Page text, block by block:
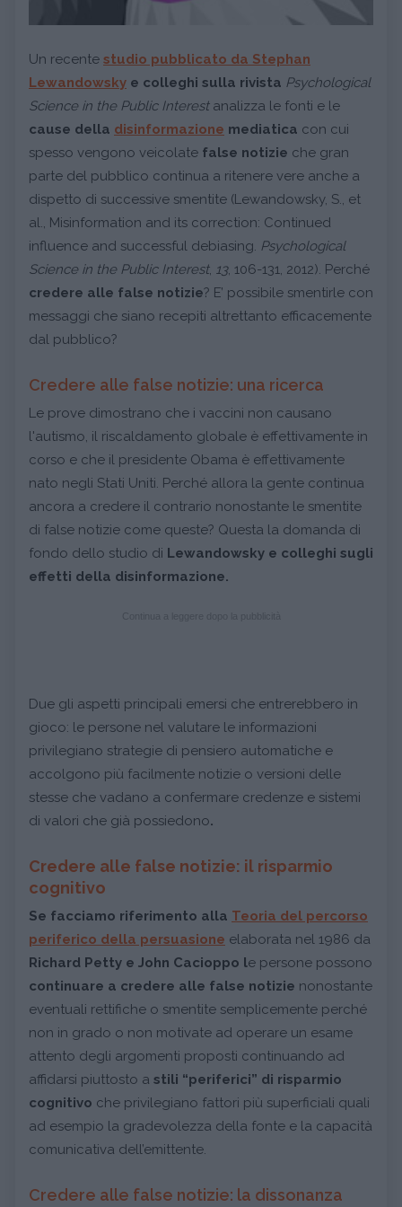
Un recente studio pubblicato da Stephan
Lewandowsky e colleghi sulla rivista Psychological
Science in the Public Interestanalizza le fonti e le
cause della disinformazione mediatica con cui
spesso vengono veicolate false notizie che gran
parte del pubblico continua a ritenere vere anche a
dispetto di successive smentite (Lewandowsky, S., et
al., Misinformation and its correction: Continued
influence and successful debiasing. Psychological
Science in the Public Interest, 13, 106-131, 2012). Perché
credere alle false notizie? E’ possibile smentirle con
messaggi che siano recepiti altrettanto efficacemente
dal pubblico?
Credere alle false notizie: una ricerca
Le prove dimostrano che i vaccini non causano
l'autismo, il riscaldamento globale è effettivamente in
corso e che il presidente Obama è effettivamente
nato negli Stati Uniti. Perché allora la gente continua
ancora a credere il contrario nonostante le smentite
di false notizie come queste? Questa la domanda di
fondo dello studio di Lewandowsky e colleghi sugli
effetti della disinformazione.
Due gli aspetti principali emersi che entrerebbero in
gioco: le persone nel valutare le informazioni
privilegiano strategie di pensiero automatiche e
accolgono più facilmente notizie o versioni delle
stesse che vadano a confermare credenze e sistemi
di valori che già possiedono.
Credere alle false notizie: il risparmio
cognitivo
Se facciamo riferimento alla Teoria del percorso
periferico della persuasione elaborata nel 1986 da
Richard Petty e John Cacioppo le persone possono
continuare a credere alle false notizie nonostante
eventuali rettifiche o smentite semplicemente perché
non in grado o non motivate ad operare un esame
attento degli argomenti proposti continuando ad
affidarsi piuttosto a stili “periferici” di risparmio
cognitivo che privilegiano fattori più superficiali quali
ad esempio la gradevolezza della fonte e la capacità
comunicativa dell’emittente.
Credere alle false notizie: la dissonanza